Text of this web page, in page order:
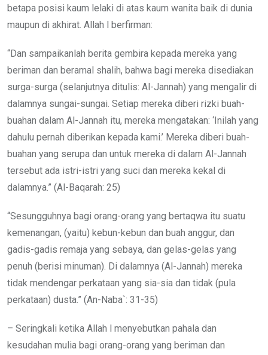
betapa posisi kaum lelaki di atas kaum wanita baik di dunia
maupun di akhirat. Allah l berfirman:
“Dan sampaikanlah berita gembira kepada mereka yang
beriman dan beramal shalih, bahwa bagi mereka disediakan
surga-surga (selanjutnya ditulis: Al-Jannah) yang mengalir di
dalamnya sungai-sungai. Setiap mereka diberi rizki buah-
buahan dalam Al-Jannah itu, mereka mengatakan: ‘Inilah yang
dahulu pernah diberikan kepada kami.’ Mereka diberi buah-
buahan yang serupa dan untuk mereka di dalam Al-Jannah
tersebut ada istri-istri yang suci dan mereka kekal di
dalamnya.” (Al-Baqarah: 25)
“Sesungguhnya bagi orang-orang yang bertaqwa itu suatu
kemenangan, (yaitu) kebun-kebun dan buah anggur, dan
gadis-gadis remaja yang sebaya, dan gelas-gelas yang
penuh (berisi minuman). Di dalamnya (Al-Jannah) mereka
tidak mendengar perkataan yang sia-sia dan tidak (pula
perkataan) dusta.” (An-Naba`: 31-35)
– Seringkali ketika Allah l menyebutkan pahala dan
kesudahan mulia bagi orang-orang yang beriman dan